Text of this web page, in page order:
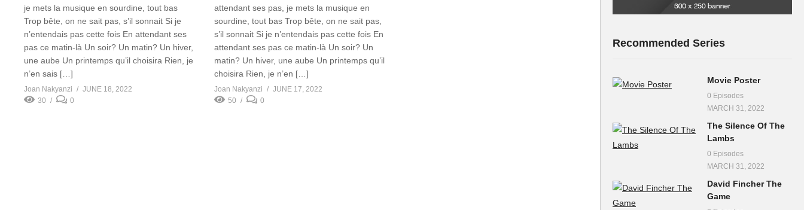
je mets la musique en sourdine, tout bas
Trop bête, on ne sait pas, s’il sonnait Si je
n’entendais pas cette fois En attendant ses
pas ce matin-là Un soir? Un matin? Un hiver,
une aube Un printemps qu’il choisira Rien, je
n’en sais […]
Joan Nakyanzi
JUNE 18, 2022
30
0
attendant ses pas, je mets la musique en
sourdine, tout bas Trop bête, on ne sait pas,
s’il sonnait Si je n’entendais pas cette fois En
attendant ses pas ce matin-là Un soir? Un
matin? Un hiver, une aube Un printemps qu’il
choisira Rien, je n’en […]
Joan Nakyanzi
JUNE 17, 2022
50
0
Recommended Series
Movie Poster
0 Episodes
MARCH 31, 2022
The Silence Of The
Lambs
0 Episodes
MARCH 31, 2022
David Fincher The
Game